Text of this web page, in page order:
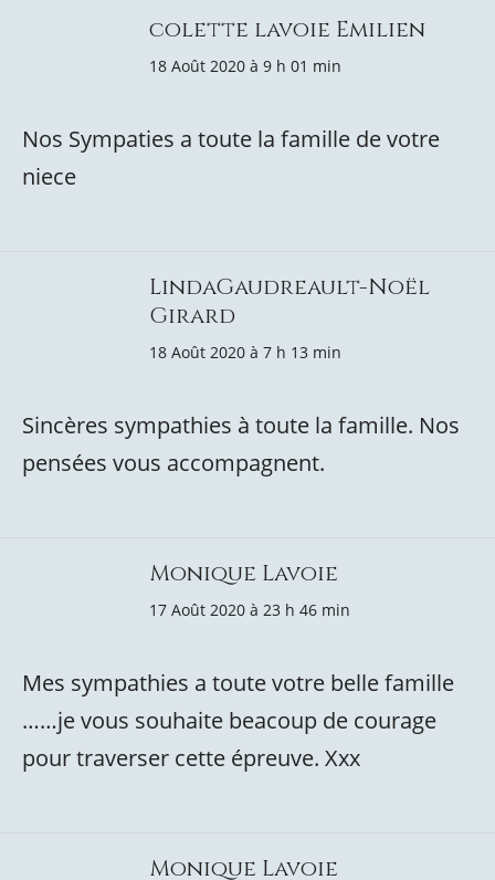
colette lavoie Emilien
18 Août 2020 à 9 h 01 min
Nos Sympaties a toute la famille de votre
niece
LindaGaudreault-Noël
Girard
18 Août 2020 à 7 h 13 min
Sincères sympathies à toute la famille. Nos
pensées vous accompagnent.
Monique Lavoie
17 Août 2020 à 23 h 46 min
Mes sympathies a toute votre belle famille
……je vous souhaite beacoup de courage
pour traverser cette épreuve. Xxx
Monique Lavoie